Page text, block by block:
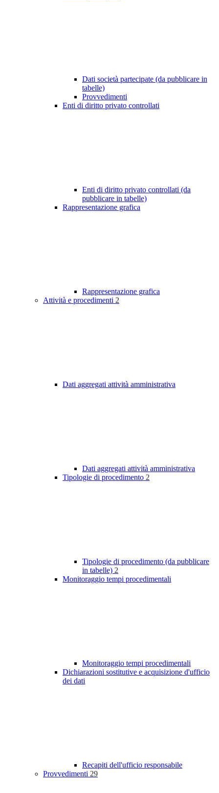
Dati società partecipate (da pubblicare in
tabelle)
Provvedimenti
Enti di diritto privato controllati
Enti di diritto privato controllati (da
pubblicare in tabelle)
Rappresentazione grafica
Rappresentazione grafica
Attività e procedimenti 2
Dati aggregati attività amministrativa
Dati aggregati attività amministrativa
Tipologie di procedimento 2
Tipologie di procedimento (da pubblicare
in tabelle) 2
Monitoraggio tempi procedimentali
Monitoraggio tempi procedimentali
Dichiarazioni sostitutive e acquisizione d'ufficio
dei dati
Recapiti dell'ufficio responsabile
Provvedimenti 29